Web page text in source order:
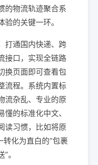
的物流轨迹聚合系
的关键一环。
打通国内快递、跨
接口，实现全链路
换页面即可查看包
流程。系统内置标
流杂乱、专业的原
的标准化中文、
读习惯，比如将原
转化为直白的“包裹
。